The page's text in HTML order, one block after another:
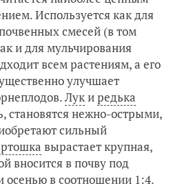
Используется как для
смесей (в том
и для мульчирования
всем растениям, а его
улучшает
Лукиредька
становятся нежно-острыми,
сильный
вырастает крупная,
вносится в почву под
осенью в соотношении 1:4.